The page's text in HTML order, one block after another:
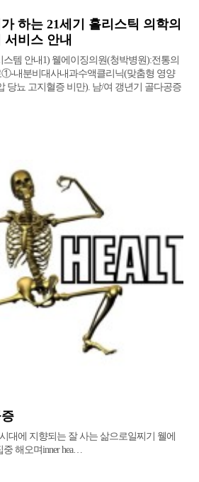
하는 21세기 홀리스틱 의학의
비스 안내
템 안내1) 웰에이징의원(청박병원):전통의
①-내분비대사내과수액클리닉(맞춤형 영양
당뇨 고지혈증 비만). 남/여 갱년기 골다공증
대에 지향되는 잘 사는 삶으로일찌기 웰에
해오며inner hea…